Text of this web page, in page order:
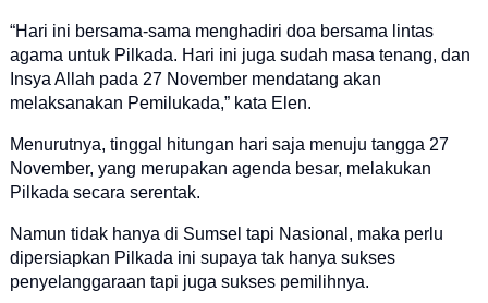
“Hari ini bersama-sama menghadiri doa bersama lintas
agama untuk Pilkada. Hari ini juga sudah masa tenang, dan
Insya Allah pada 27 November mendatang akan
melaksanakan Pemilukada,” kata Elen.
Menurutnya, tinggal hitungan hari saja menuju tangga 27
November, yang merupakan agenda besar, melakukan
Pilkada secara serentak.
Namun tidak hanya di Sumsel tapi Nasional, maka perlu
dipersiapkan Pilkada ini supaya tak hanya sukses
penyelanggaraan tapi juga sukses pemilihnya.